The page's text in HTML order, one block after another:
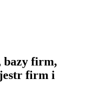
bazy firm,
firm i